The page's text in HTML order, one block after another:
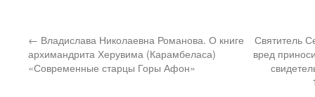
← Владислава Николаевна Романова. О книге
архимандрита Херувима (Карамбеласа)
«Современные старцы Горы Афон»
Святитель
вред